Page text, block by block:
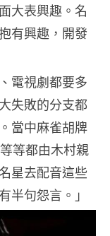
大表興趣。名
有興趣，開發
電視劇都要多
失敗的分支都
當中麻雀胡牌
等都由木村親
星去配音這些
半句怨言。」